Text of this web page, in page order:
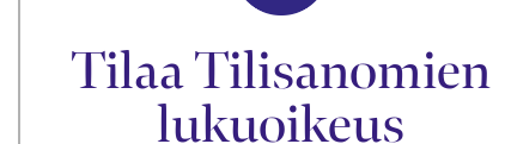
Tilaa Tilisanomien
lukuoikeus